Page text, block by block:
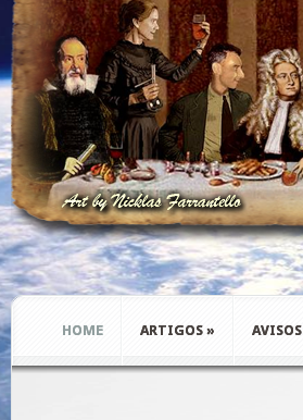
HOME ARTIGOS » AVISOS